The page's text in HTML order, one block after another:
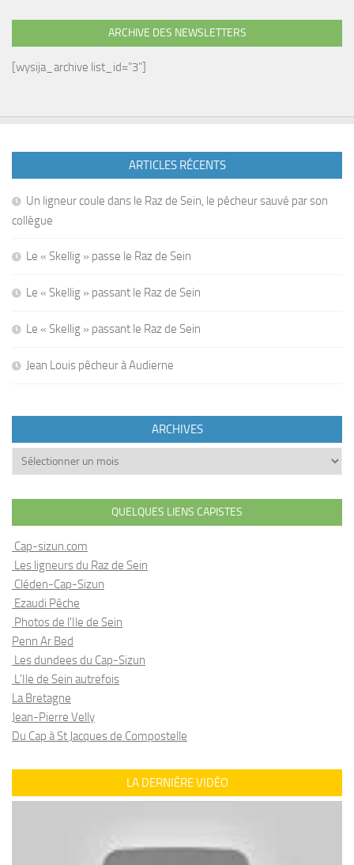
ARCHIVE DES NEWSLETTERS
[wysija_archive list_id="3"]
ARTICLES RÉCENTS
Un ligneur coule dans le Raz de Sein, le pêcheur sauvé par son
collègue
Le « Skellig » passe le Raz de Sein
Le « Skellig » passant le Raz de Sein
Le « Skellig » passant le Raz de Sein
Jean Louis pêcheur à Audierne
ARCHIVES
Archives
QUELQUES LIENS CAPISTES
Cap-sizun.com
Les ligneurs du Raz de Sein
Cléden-Cap-Sizun
Ezaudi Pêche
Photos de l'Ile de Sein
Penn Ar Bed
Les dundees du Cap-Sizun
L'Ile de Sein autrefois
La Bretagne
Jean-Pierre Velly
Du Cap à St Jacques de Compostelle
LA DERNIÈRE VIDÉO